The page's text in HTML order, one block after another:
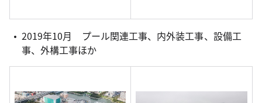
2019年10月 プール関連工事、内外装工事、設備工
事、外構工事ほか